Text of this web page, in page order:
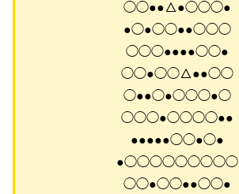
◯◯●●△●◯◯◯●
●◯●◯◯●●◯◯◯
◯◯◯●●●●◯◯●
◯◯●◯◯△●●◯◯
◯●●◯●◯◯◯●◯
◯◯◯●◯◯◯◯●●
●●●●●◯◯●◯●
●◯◯◯◯◯◯◯◯◯
◯◯●◯◯●●◯◯●